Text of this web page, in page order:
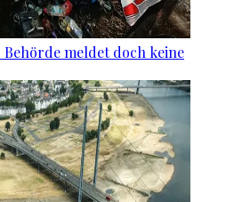
meldet doch keine